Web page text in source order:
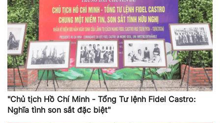
"Chủ tịch Hồ Chí Minh - Tổng Tư lệnh Fidel Castro:
Nghĩa tình son sắt đặc biệt"